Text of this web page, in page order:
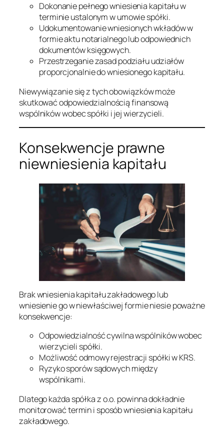
Dokonanie pełnego wniesienia kapitału w
terminie ustalonym w umowie spółki.
Udokumentowanie wniesionych wkładów w
formie aktu notarialnego lub odpowiednich
dokumentów księgowych.
Przestrzeganie zasad podziału udziałów
proporcjonalnie do wniesionego kapitału.
Niewywiązanie się z tych obowiązków może
skutkować odpowiedzialnością finansową
wspólników wobec spółki i jej wierzycieli.
Konsekwencje prawne
niewniesienia kapitału
Brak wniesienia kapitału zakładowego lub
wniesienie go w niewłaściwej formie niesie poważne
konsekwencje:
Odpowiedzialność cywilna wspólników wobec
wierzycieli spółki.
Możliwość odmowy rejestracji spółki w KRS.
Ryzyko sporów sądowych między
wspólnikami.
Dlatego każda spółka z o.o. powinna dokładnie
monitorować termin i sposób wniesienia kapitału
zakładowego.